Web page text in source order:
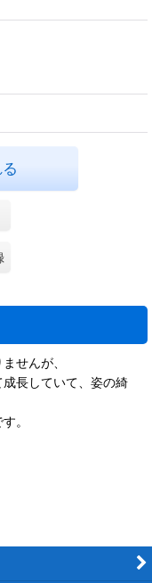
せんが、
長していて、姿の綺
。